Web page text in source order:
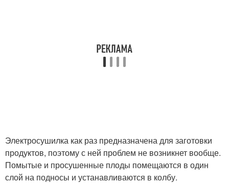
Электросушилка как раз предназначена для заготовки
продуктов, поэтому с ней проблем не возникнет вообще.
Помытые и просушенные плоды помещаются в один
слой на подносы и устанавливаются в колбу.